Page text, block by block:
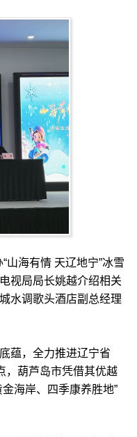
海有情 天辽地宁”冰雪
视局局长姚越介绍相关
水调歌头酒店副总经理
蕴，全力推进辽宁省
，葫芦岛市凭借其优越
海岸、四季康养胜地”